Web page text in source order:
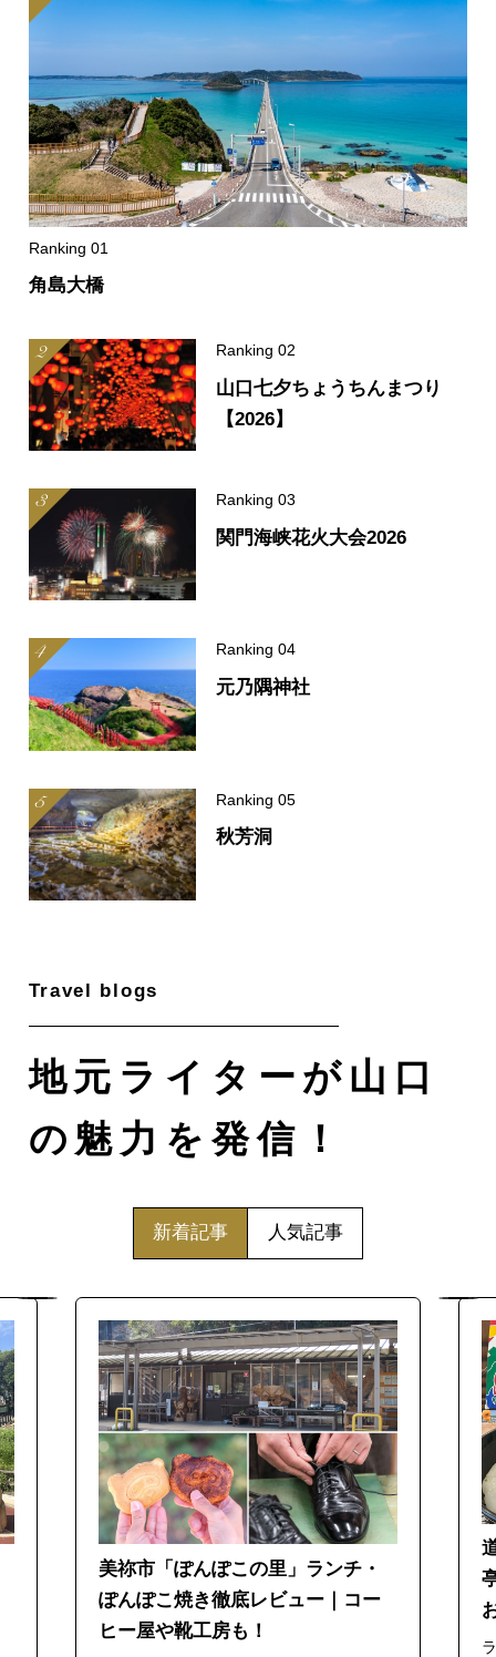
角島大橋
山口七夕ちょうちんまつり
【2026】
関門海峡花火大会2026
元乃隅神社
秋芳洞
地元ライターが山口
の魅力を発信！
新着記事 人気記事
美祢市「ぽんぽこの里」ランチ・
ぽんぽこ焼き徹底レビュー｜コー
ヒー屋や靴工房も！